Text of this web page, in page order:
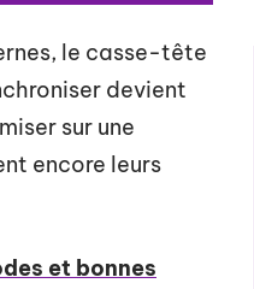
le casse-tête
devient
sur une
encore leurs
et bonnes